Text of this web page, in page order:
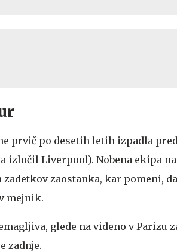
prvič po desetih letih izpadla pred
Liverpool). Nobena ekipa
zaostanka, kar pomeni,
mejnik.
glede na videno v Parizu
zadnje.